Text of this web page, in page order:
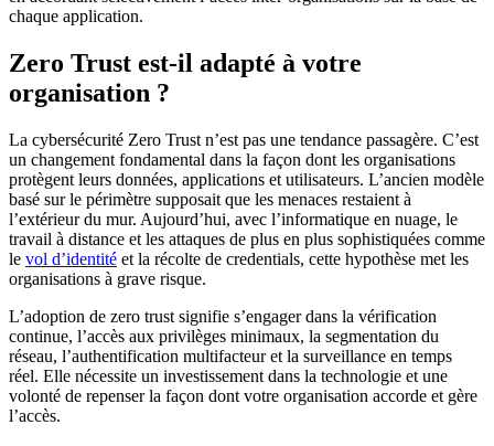
chaque application.
Zero Trust est-il adapté à votre
organisation ?
La cybersécurité Zero Trust n’est pas une tendance passagère. C’est
un changement fondamental dans la façon dont les organisations
protègent leurs données, applications et utilisateurs. L’ancien modèle
basé sur le périmètre supposait que les menaces restaient à
l’extérieur du mur. Aujourd’hui, avec l’informatique en nuage, le
travail à distance et les attaques de plus en plus sophistiquées comme
le vol d’identité et la récolte de credentials, cette hypothèse met les
organisations à grave risque.
L’adoption de zero trust signifie s’engager dans la vérification
continue, l’accès aux privilèges minimaux, la segmentation du
réseau, l’authentification multifacteur et la surveillance en temps
réel. Elle nécessite un investissement dans la technologie et une
volonté de repenser la façon dont votre organisation accorde et gère
l’accès.